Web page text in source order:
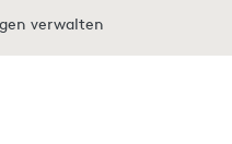
verwalten